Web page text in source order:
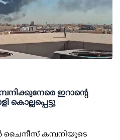
ഇറാന്റെ
കൊല്ലപ്പെട്ടു
ചൈനീസ് കമ്പനിയുടെ